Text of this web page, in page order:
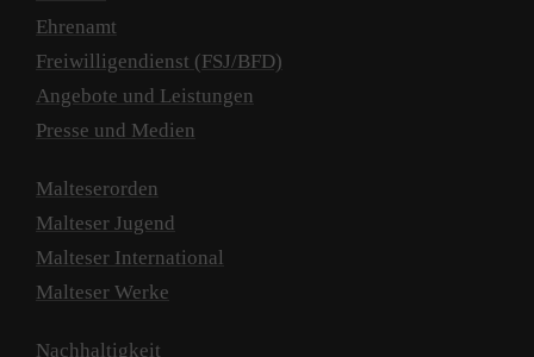
Ehrenamt
Freiwilligendienst (FSJ/BFD)
Angebote und Leistungen
Presse und Medien
Malteserorden
Malteser Jugend
Malteser International
Malteser Werke
Nachhaltigkeit